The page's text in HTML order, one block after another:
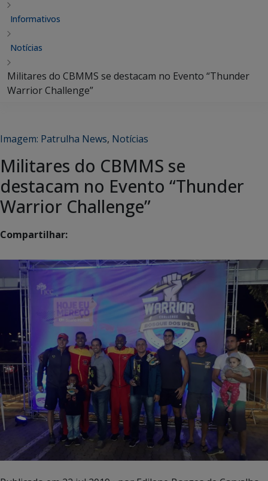
Informativos
Notícias
Militares do CBMMS se destacam no Evento “Thunder
Warrior Challenge”
Imagem: Patrulha News, Notícias
Militares do CBMMS se
destacam no Evento “Thunder
Warrior Challenge”
Compartilhar: